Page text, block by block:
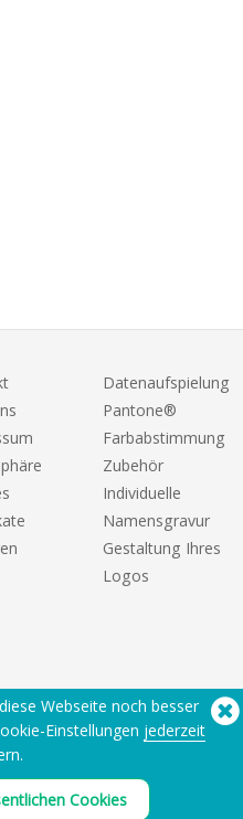
Datenaufspielung
Pantone®
Farbabstimmung
Zubehör
Individuelle
Namensgravur
Gestaltung Ihres
Logos
Hilfe? Tel: (650) 938-3500 (US)
Copyright © 2026 Flashbay
Webseite noch besser
Einstellungen jederzeit
Cookies